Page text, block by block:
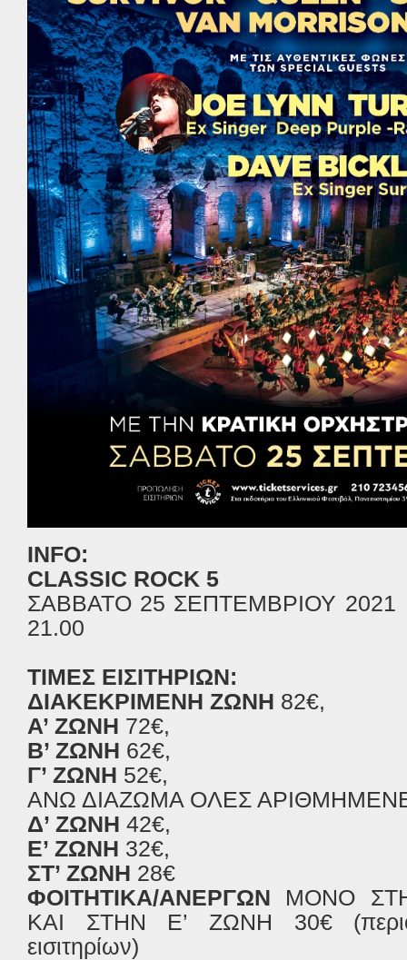
INFO:
CLASSIC ROCK 5
ΣΑΒΒΑΤΟ 25 ΣΕΠΤΕΜΒΡΙΟΥ
21.00
ΤΙΜΕΣ ΕΙΣΙΤΗΡΙΩΝ:
ΔΙΑΚΕΚΡΙΜΕΝΗ ΖΩΝΗ 82€,
Α’ ΖΩΝΗ 72€,
Β’ ΖΩΝΗ 62€,
Γ’ ΖΩΝΗ 52€,
ΑΝΩ ΔΙΑΖΩΜΑ ΟΛΕΣ
Δ’ ΖΩΝΗ 42€,
Ε’ ΖΩΝΗ 32€,
ΣΤ’ ΖΩΝΗ 28€
ΦΟΙΤΗΤΙΚΑ/ΑΝΕΡΓΩΝ ΜΟΝΟ
ΚΑΙ ΣΤΗΝ Ε’ ΖΩΝΗ 30€
εισιτηρίων)